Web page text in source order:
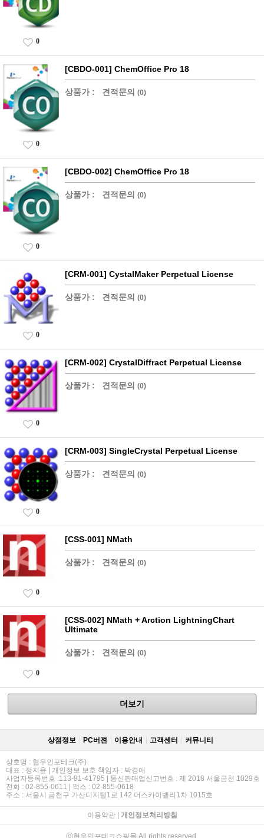
0
[CBDO-001] ChemOffice Pro 18
상품가 : 견적문의 (0)
0
[CBDO-002] ChemOffice Pro 18
상품가 : 견적문의 (0)
0
[CRM-001] CystalMaker Perpetual License
상품가 : 견적문의 (0)
0
[CRM-002] CrystalDiffract Perpetual License
상품가 : 견적문의 (0)
0
[CRM-003] SingleCrystal Perpetual License
상품가 : 견적문의 (0)
0
[CSS-001] NMath
상품가 : 견적문의 (0)
0
[CSS-002] NMath + Arction LightningChart
Ultimate
상품가 : 견적문의 (0)
0
더보기
상점정보 PC버젼 이용안내 고객센터 커뮤니티
상호명 : 협우인포테크(주)
대표 : 정지윤 | 개인정보 보호 책임자 : 박경애
사업자등록번호 :113-81-41795 | 통신판매업신고번호 : 제 2018 서울금천 1029호
전화 : 02-855-0611 | 팩스 : 02-855-0618
주소 : 서울시 금천구 가산디지털1로 142 더스카이밸리1차 1015호
이용약관| 개인정보처리방침
ⓒ협우인포테크쇼핑몰 All rights reserved.